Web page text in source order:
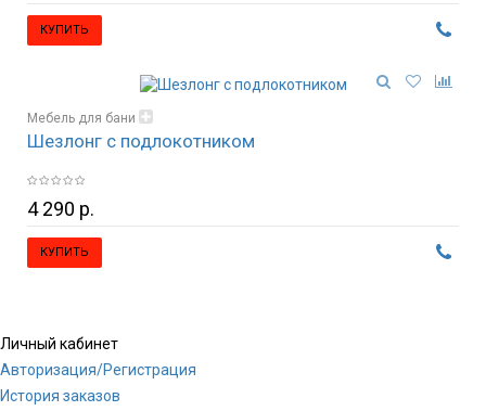
КУПИТЬ
Мебель для бани
Стулья, кресла, табуретки
Шезлонг с подлокотником
4 290 р.
КУПИТЬ
Личный кабинет
Авторизация/Регистрация
История заказов